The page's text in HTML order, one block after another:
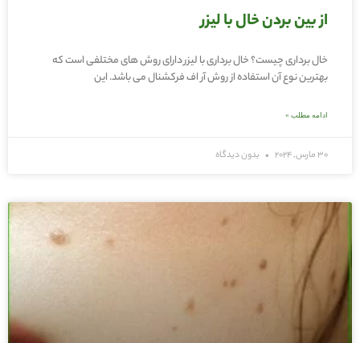
از بین بردن خال با لیزر
خال برداری چیست؟ خال برداری با لیزر دارای روش های مختلفی است که
بهترین نوع آن استفاده از روش آر اف فرکشنال می باشد. این
ادامه مطلب »
30 مارس, 2024 بدون دیدگاه